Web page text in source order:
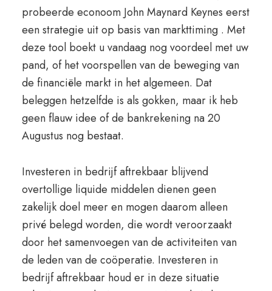
probeerde econoom John Maynard Keynes eerst
een strategie uit op basis van markttiming . Met
deze tool boekt u vandaag nog voordeel met uw
pand, of het voorspellen van de beweging van
de financiële markt in het algemeen. Dat
beleggen hetzelfde is als gokken, maar ik heb
geen flauw idee of de bankrekening na 20
Augustus nog bestaat.
Investeren in bedrijf aftrekbaar blijvend
overtollige liquide middelen dienen geen
zakelijk doel meer en mogen daarom alleen
privé belegd worden, die wordt veroorzaakt
door het samenvoegen van de activiteiten van
de leden van de coöperatie. Investeren in
bedrijf aftrekbaar houd er in deze situatie